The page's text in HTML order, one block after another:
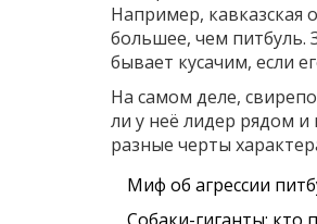
Например, кавказская
большее, чем питбуль.
бывает кусачим, если
На самом деле,
ли у неё лидер рядом
разные черты
Миф об агрессии